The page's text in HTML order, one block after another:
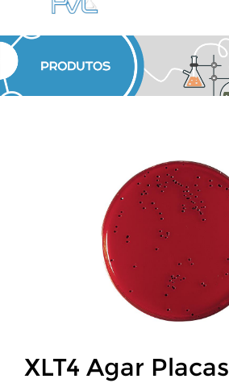
XLT4 Agar Placas